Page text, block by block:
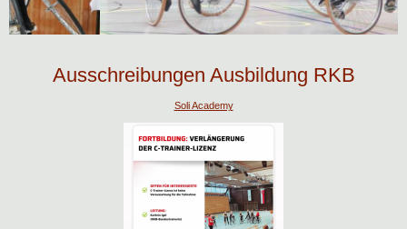
Ausschreibungen Ausbildung RKB
Soli Academy